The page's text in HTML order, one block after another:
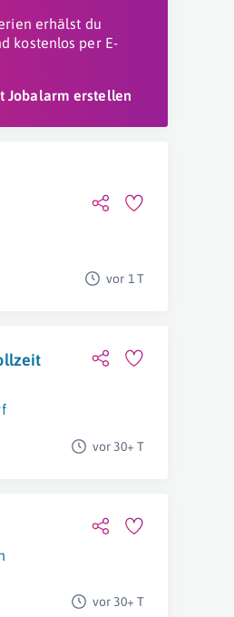
erhälst du
kostenlos per E-
Jobalarm erstellen
vor 1 T
vor 30+ T
vor 30+ T